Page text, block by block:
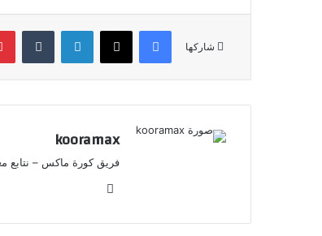
شاركها
فيسبوك لينكدإن
kooramax
فريق كورة ماكس – نتابع
الوي